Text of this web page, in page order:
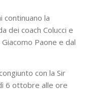
continuano la
dei coach Colucci e
Paone e dal
con la Sir
6 ottobre alle ore